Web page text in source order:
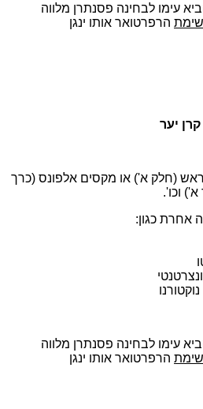
עימו לבחינה פסנתרן מלווה
הרפרטואר אותו ינגן
יער
(חלק א') או מקסים אלפונס (כרך
וכו'.
אחרת כגון:
עימו לבחינה פסנתרן מלווה
הרפרטואר אותו ינגן